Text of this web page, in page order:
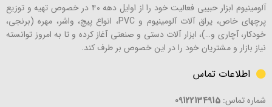
آلومینیوم ابزار حبیبی فعالیت خود را از اوایل دهه ۴۰ در خصوص تهیه و توزیع
پرچهای خاص، یراق آلات آلومینیوم و PVC، انواع پیچ، واشر، مهره (برنجی،
خودکار، آچاری و…)، ابزار آلات دستی و صنعتی آغاز کرده و تا به امروز توانسته
نیاز بازار و مشتریان خود را در این خصوص بر طرف کند.
اطلاعات تماس
شماره تماس: 09122134915